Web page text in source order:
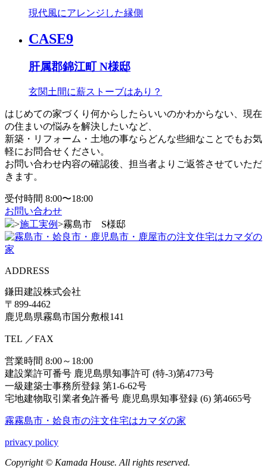
現代風にアレンジした縁側
CASE9
肝属郡錦江町 N様邸
玄関土間に薪ストーブはあり？
はじめての家づくり何からしたらいいのかわからない、現在
の住まいの悩みを解決したいなど、
新築・リフォーム・土地の事ならどんな些細なことでもお気
軽にお問合せください。
お問い合わせ内容の確認後、担当者よりご返答させていただ
きます。
受付時間 8:00〜18:00
お問い合わせ
>施工実例>霧島市 S様邸
ADDRESS
鎌田建設株式会社
〒899-4462
鹿児島県霧島市国分敷根141
TEL ／FAX
営業時間 8:00～18:00
建設業許可番号 鹿児島県知事許可 (特-3)第4773号
一級建築士事務所登録 第1-6-62号
宅地建物取引業者免許番号 鹿児島県知事登録 (6) 第4665号
霧霧島市・姶良市の注⽂住宅はカマダの家
privacy policy
Copyright © Kamada House. All rights reserved.